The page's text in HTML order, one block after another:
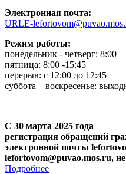
Электронная почта:
URLE-
Режим работы:
понедельник - четверг: 8:00 –
пятница: 8:00 -15:45
перерыв: с 12:00 до 12:45
суббота – воскресенье:
С 30 марта 2025 года
регистрация обращений
электронной почты
lefortovom@puvao.mos.ru,
Подробнее